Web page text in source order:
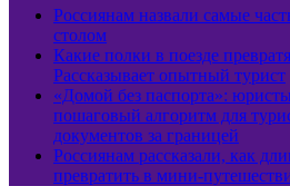
Россиянам назвали самые
столом
Какие полки в поезде
Рассказывает опытный турист
«Домой без паспорта»:
пошаговый алгоритм для
документов за границей
Россиянам рассказали, как
превратить в мини-